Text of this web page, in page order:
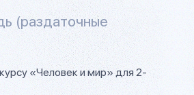
(раздаточные
«Человек и мир» для 2-